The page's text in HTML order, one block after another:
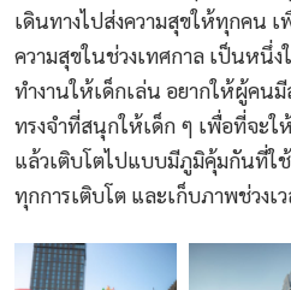
เดินทางไปส่งความสุขให้ทุกคน
ความสุขในช่วงเทศกาล เป็นหนึ่
ทำงานให้เด็กเล่น อยากให้ผู้คนมี
ทรงจำที่สนุกให้เด็ก ๆ เพื่อที่จะใ
แล้วเติบโตไปแบบมีภูมิคุ้มกันที่ใ
ทุกการเติบโต และเก็บภาพช่วงเ